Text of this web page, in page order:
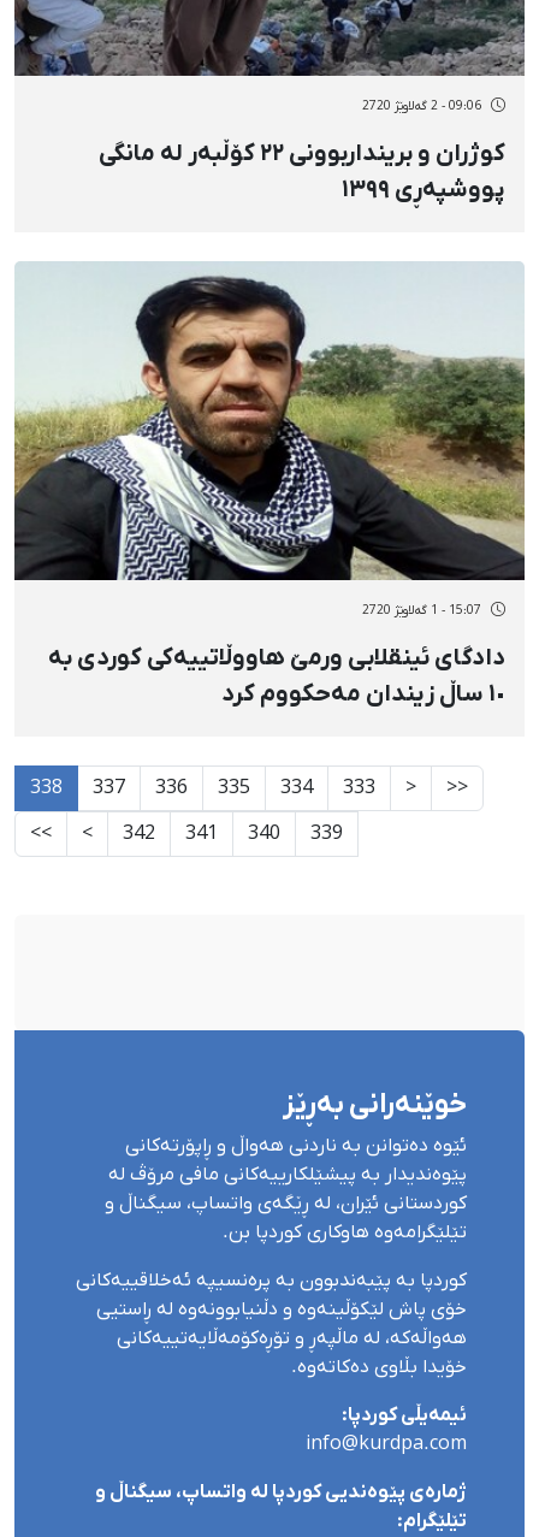
09:06 - 2 گەلاوێژ 2720
کوژران و برینداربوونی ٢٢ کۆڵبەر لە مانگی
پووشپەڕی ١٣٩٩
15:07 - 1 گەلاوێژ 2720
دادگای ئینقلابی ورمێ هاووڵاتییەکی کوردی بە
١٠ ساڵ زیندان مەحکووم کرد
<<
<
333
334
335
336
337
338
339
340
341
342
>
>>
خوێنەرانی بەڕێز
ئێوە دەتوانن بە ناردنی هەواڵ و ڕاپۆرتەکانی
پێوەندیدار بە پیشێلکارییەکانی مافی مرۆڤ لە
کوردستانی ئێران، لە ڕێگەی واتساپ، سیگناڵ و
تێلێگرامەوە هاوکاری کوردپا بن.
کوردپا بە پێبەندبوون بە پرەنسیپە ئەخلاقییەکانی
خۆی پاش لێکۆڵینەوە و دڵنیابوونەوە لە ڕاستیی
هەواڵەکە، لە ماڵپەڕ و تۆڕەکۆمەڵایەتییەکانی
خۆیدا بڵاوی دەکاتەوە.
ئیمەیڵی کوردپا:
info@kurdpa.com
ژمارەی پێوەندیی کوردپا لە واتساپ، سیگناڵ و
تێلێگرام: